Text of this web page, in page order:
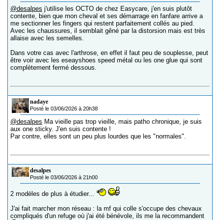
@desalpes j'utilise les OCTO de chez Easycare, j'en suis plutôt
contente, bien que mon cheval et ses démarrage en fanfare arrive a
me sectionner les fingers qui restent parfaitement collés au pied.
Avec les chaussures, il semblait gêné par la distorsion mais est très
allaise avec les semelles.
Dans votre cas avec l'arthrose, en effet il faut peu de souplesse, peut
être voir avec les eseayshoes speed métal ou les one glue qui sont
complètement fermé dessous.
nadaye
Posté le 03/06/2026 à 20h38
@desalpes Ma vieille pas trop vieille, mais patho chronique, je suis
aux one sticky. J'en suis contente !
Par contre, elles sont un peu plus lourdes que les "normales".
desalpes
Posté le 03/06/2026 à 21h00
2 modèles de plus à étudier...
J'ai fait marcher mon réseau : la mf qui colle s'occupe des chevaux
compliqués d'un refuge où j'ai été bénévole, ils me la recommandent